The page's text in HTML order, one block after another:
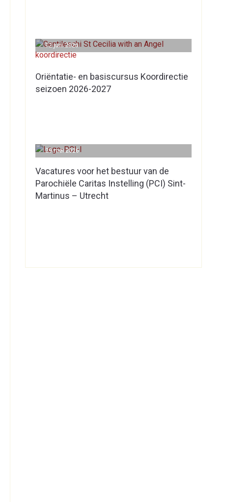
Oriëntatie- en basiscursus Koordirectie
seizoen 2026-2027
12 juni 2026
Vacatures voor het bestuur van de
Parochiële Caritas Instelling (PCI) Sint-
Martinus – Utrecht
29 mei 2026